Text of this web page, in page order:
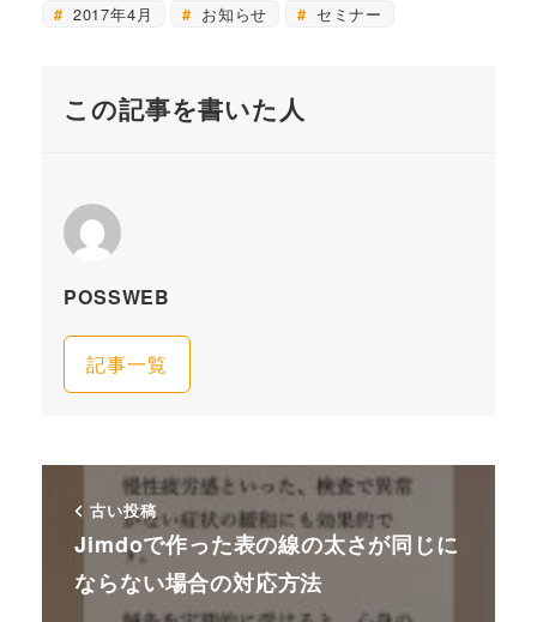
2017年4月 お知らせ セミナー
この記事を書いた人
POSSWEB
記事一覧
古い投稿
Jimdoで作った表の線の太さが同じに
ならない場合の対応方法